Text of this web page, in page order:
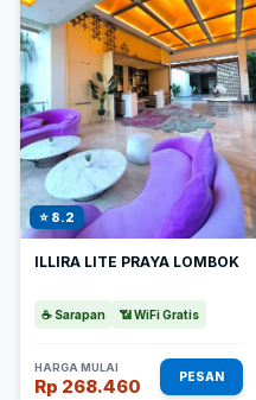
⭐ 8.2
ILLIRA LITE PRAYA LOMBOK
☕ Sarapan 📶 WiFi Gratis
HARGA MULAI
Rp 268.460 PESAN